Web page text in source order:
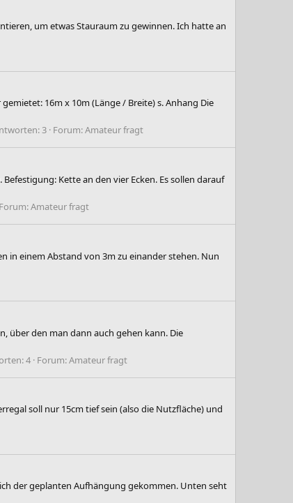
um etwas Stauraum zu gewinnen. Ich hatte an
16m x 10m (Länge / Breite) s. Anhang Die
3 Forum:Amateur fragt
Kette an den vier Ecken. Es sollen darauf
Forum:Amateur fragt
in einem Abstand von 3m zu einander stehen. Nun
über den man dann auch gehen kann. Die
4 Forum:Amateur fragt
soll nur 15cm tief sein (also die Nutzfläche) und
der geplanten Aufhängung gekommen. Unten seht